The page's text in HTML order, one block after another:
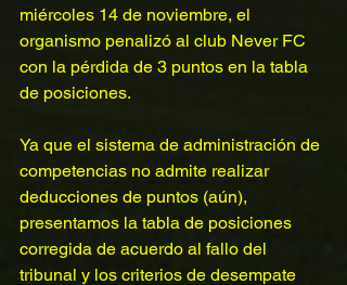
miércoles 14 de noviembre, el
organismo penalizó al club Never FC
con la pérdida de 3 puntos en la tabla
de posiciones.
Ya que el sistema de administración de
competencias no admite realizar
deducciones de puntos (aún),
presentamos la tabla de posiciones
corregida de acuerdo al fallo del
tribunal y los criterios de desempate